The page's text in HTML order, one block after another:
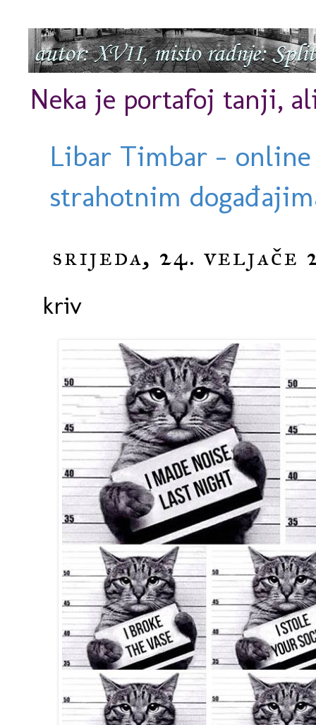
Neka je portafoj tanji,
Libar Timbar -
strahotnim
srijeda, 24. veljače
kriv